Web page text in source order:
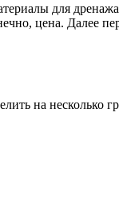
для
цена. Далее
на несколько